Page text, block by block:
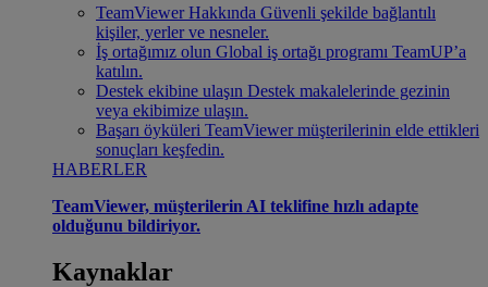
TeamViewer Hakkında Güvenli şekilde bağlantılı
kişiler, yerler ve nesneler.
İş ortağımız olun Global iş ortağı programı TeamUP’a
katılın.
Destek ekibine ulaşın Destek makalelerinde gezinin
veya ekibimize ulaşın.
Başarı öyküleri TeamViewer müşterilerinin elde ettikleri
sonuçları keşfedin.
HABERLER
TeamViewer, müşterilerin AI teklifine hızlı adapte
olduğunu bildiriyor.
Kaynaklar